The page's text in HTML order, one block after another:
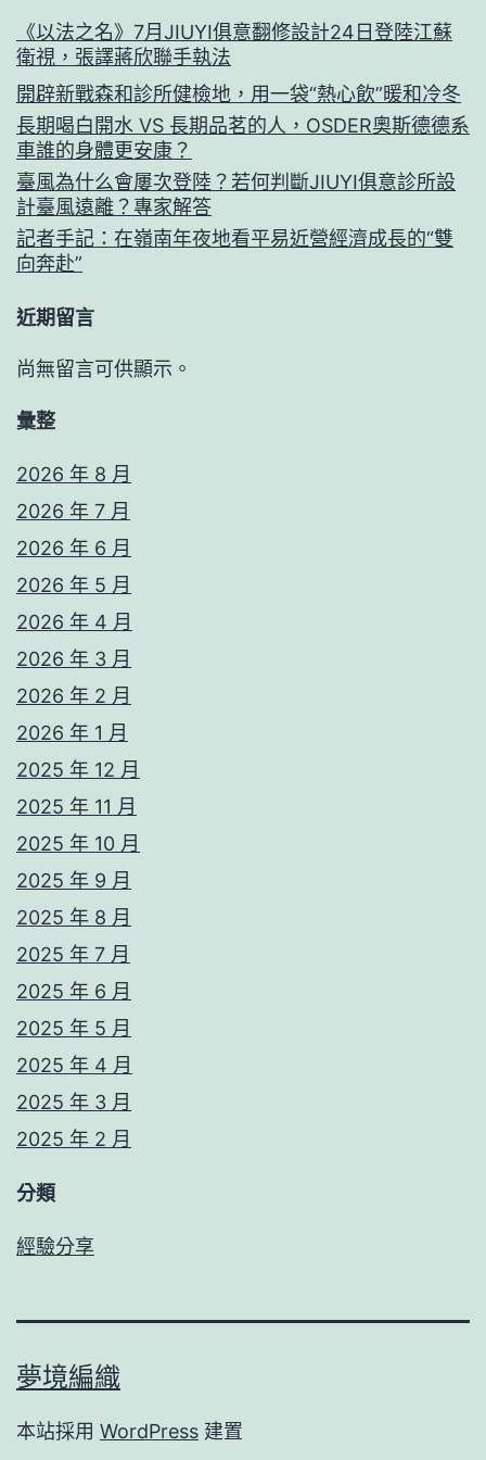
《以法之名》7月JIUYI俱意翻修設計24日登陸江蘇
衛視，張譯蔣欣聯手執法
開辟新戰森和診所健檢地，用一袋“熱心飲”暖和冷冬
長期喝白開水 VS 長期品茗的人，OSDER奧斯德德系
車誰的身體更安康？
臺風為什么會屢次登陸？若何判斷JIUYI俱意診所設
計臺風遠離？專家解答
記者手記：在嶺南年夜地看平易近營經濟成長的“雙
向奔赴”
近期留言
尚無留言可供顯示。
彙整
2026 年 8 月
2026 年 7 月
2026 年 6 月
2026 年 5 月
2026 年 4 月
2026 年 3 月
2026 年 2 月
2026 年 1 月
2025 年 12 月
2025 年 11 月
2025 年 10 月
2025 年 9 月
2025 年 8 月
2025 年 7 月
2025 年 6 月
2025 年 5 月
2025 年 4 月
2025 年 3 月
2025 年 2 月
分類
經驗分享
夢境編織
本站採用 WordPress 建置